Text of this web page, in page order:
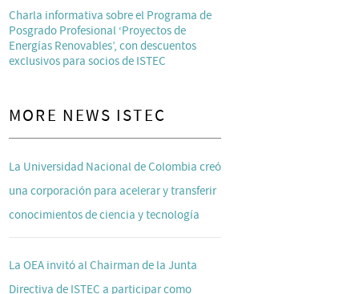
Charla informativa sobre el Programa de
Posgrado Profesional ‘Proyectos de
Energías Renovables’, con descuentos
exclusivos para socios de ISTEC
MORE NEWS ISTEC
La Universidad Nacional de Colombia creó
una corporación para acelerar y transferir
conocimientos de ciencia y tecnología
La OEA invitó al Chairman de la Junta
Directiva de ISTEC a participar como